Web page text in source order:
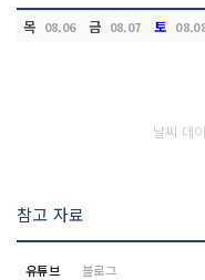
목 08.06 금 08.07 토
날씨 데
참고 자료
유튜브 블로그